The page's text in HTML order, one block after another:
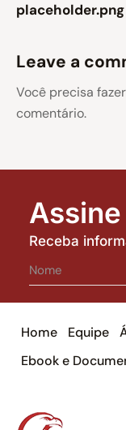
placeholder.png
Leave a
Você precisa
comentário.
Receba
Home Equipe
Ebook e